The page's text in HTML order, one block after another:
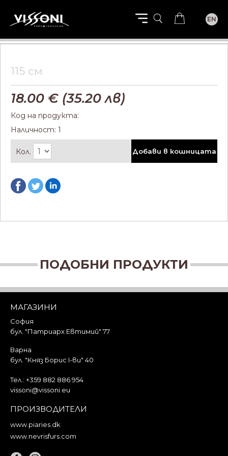
EN
115 см
18.00 € (35.20 лв)
Код на продукта:
Наличност: 1
Кол. Добави в кошницата
ПОДОБНИ ПРОДУКТИ
МАГАЗИНИ
София
бул. "Патриарх Евтимий" 77
Варна
бул. "Княз Борис I-ви" 40
Тел.: +359 882 886 954
vissoni@vissoni.eu
ПРОИЗВОДИТЕЛИ
www.piaries.dk
www.nevrisfurs.com